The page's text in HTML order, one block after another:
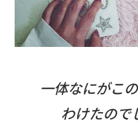
一体なにがこ
わけたので